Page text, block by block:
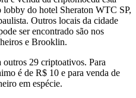
do hotel Sheraton WTC SP,
Outros locais da cidade
ser encontrado são nos
e Brooklin.
29 criptoativos. Para
é de R$ 10 e para venda de
em espécie.